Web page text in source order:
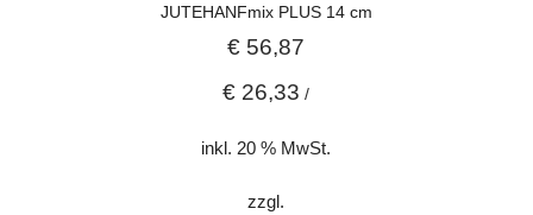
JUTEHANFmix PLUS 14 cm
€ 56,87
€ 26,33 /
inkl. 20 % MwSt.
zzgl.